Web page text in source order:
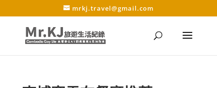
mrkj.travel@gmail.com